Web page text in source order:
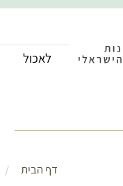
לאכול
דף הבית